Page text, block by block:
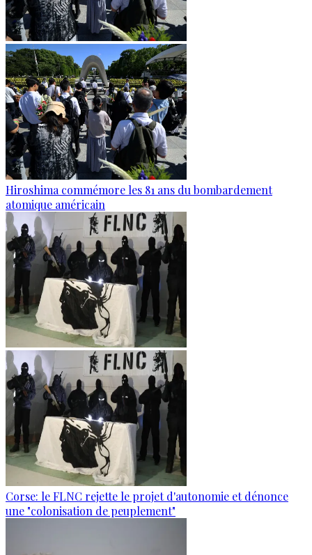
Hiroshima commémore les 81 ans du bombardement
atomique américain
Corse: le FLNC rejette le projet d'autonomie et dénonce
une "colonisation de peuplement"